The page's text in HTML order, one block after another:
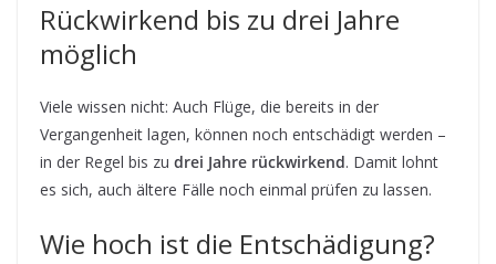
Rückwirkend bis zu drei Jahre
möglich
Viele wissen nicht: Auch Flüge, die bereits in der
Vergangenheit lagen, können noch entschädigt werden –
in der Regel bis zu drei Jahre rückwirkend. Damit lohnt
es sich, auch ältere Fälle noch einmal prüfen zu lassen.
Wie hoch ist die Entschädigung?